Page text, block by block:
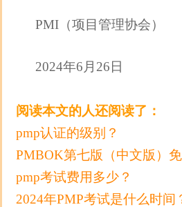
PMI（项目管理协会）
2024年6月26日
阅读本文的人还阅读了：
pmp认证的级别？
PMBOK第七版（中文版）
pmp考试费用多少？
2024年PMP考试是什么时间